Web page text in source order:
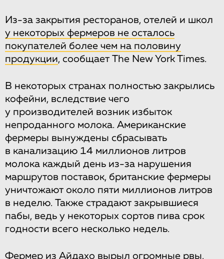
Из-за закрытия ресторанов, отелей и школ
у некоторых фермеров не осталось
покупателей более чем на половину
продукции, сообщает The New York Times.
В некоторых странах полностью закрылись
кофейни, вследствие чего
у производителей возник избыток
непроданного молока. Американские
фермеры вынуждены сбрасывать
в канализацию 14 миллионов литров
молока каждый день из-за нарушения
маршрутов поставок, британские фермеры
уничтожают около пяти миллионов литров
в неделю. Также страдают закрывшиеся
пабы, ведь у некоторых сортов пива срок
годности всего несколько недель.
Фермер из Айдахо вырыл огромные рвы,